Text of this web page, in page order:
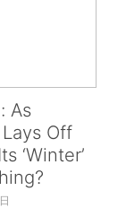
As
Off
‘Winter’